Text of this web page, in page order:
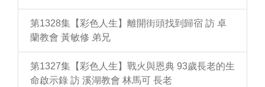
第1328集【彩色人生】離開街頭找到歸宿 訪 卓
蘭教會 黃敏修 弟兄
第1327集【彩色人生】戰火與恩典 93歲長老的生
命啟示錄 訪 溪湖教會 林馬可 長老